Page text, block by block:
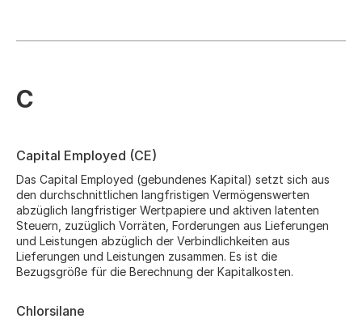
C
Capital Employed (CE)
Das Capital Employed (gebundenes Kapital) setzt sich aus
den durchschnittlichen langfristigen Vermögenswerten
abzüglich langfristiger Wertpapiere und aktiven latenten
Steuern, zuzüglich Vorräten, Forderungen aus Lieferungen
und Leistungen abzüglich der Verbindlichkeiten aus
Lieferungen und Leistungen zusammen. Es ist die
Bezugsgröße für die Berechnung der Kapitalkosten.
Chlorsilane